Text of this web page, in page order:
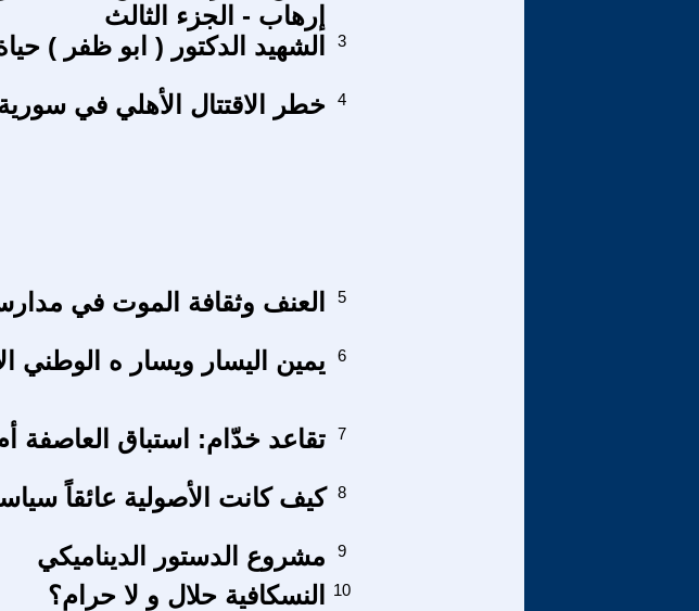
إرهاب - الجزء الثالث
الشهيد الدكتور ( ابو ظفر ) 3
خطر الاقتتال الأهلي في سورية 4
العنف وثقافة الموت في 5
يمين اليسار ويسار ه الوطني 6
تقاعد خدّام: استباق العاصفة 7
كيف كانت الأصولية عائقاً 8
مشروع الدستور الديناميكي 9
النسكافية حلال و لا حرام؟ 10